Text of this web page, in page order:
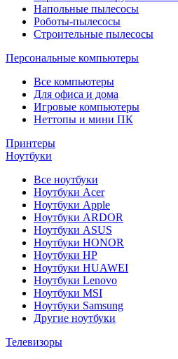
Напольные пылесосы
Роботы-пылесосы
Строительные пылесосы
Персональные компьютеры
Все компьютеры
Для офиса и дома
Игровые компьютеры
Неттопы и мини ПК
Принтеры
Ноутбуки
Все ноутбуки
Ноутбуки Acer
Ноутбуки Apple
Ноутбуки ARDOR
Ноутбуки ASUS
Ноутбуки HONOR
Ноутбуки HP
Ноутбуки HUAWEI
Ноутбуки Lenovo
Ноутбуки MSI
Ноутбуки Samsung
Другие ноутбуки
Телевизоры